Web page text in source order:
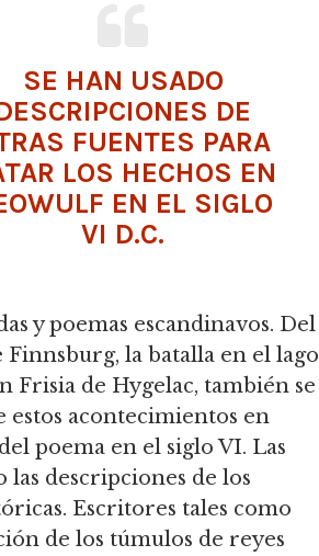
SE HAN USADO
DE
FUENTES PARA
LOS HECHOS EN
EN EL SIGLO
VI D.C.
y poemas escandinavos. Del
la batalla en el lago
Frisia de Hygelac, también se
estos acontecimientos en
poema en el siglo VI. Las
las descripciones de los
Escritores tales como
de los túmulos de reyes